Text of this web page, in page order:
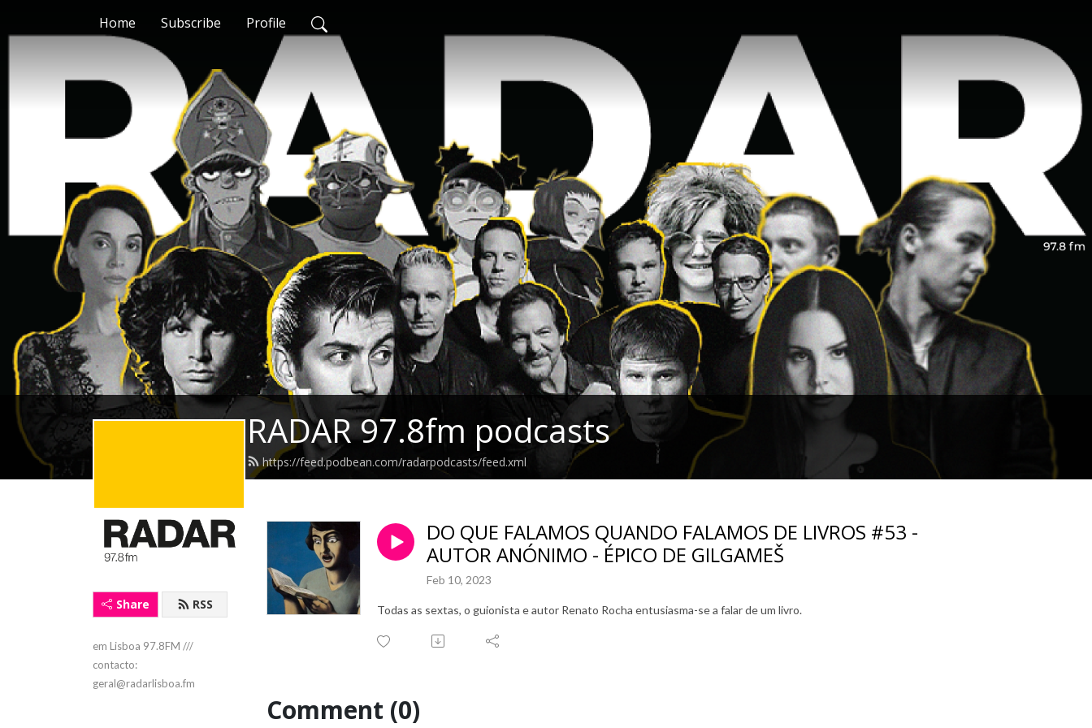
Home Subscribe Profile
RADAR 97.8fm podcasts
https://feed.podbean.com/radarpodcasts/feed.xml
Share RSS
em Lisboa 97.8FM ///
contacto:
geral@radarlisboa.fm
DO QUE FALAMOS QUANDO FALAMOS DE LIVROS #53 -
AUTOR ANÓNIMO - ÉPICO DE GILGAMEŠ
Feb 10, 2023
Todas as sextas, o guionista e autor Renato Rocha entusiasma-se a falar de um livro.
Comment (0)